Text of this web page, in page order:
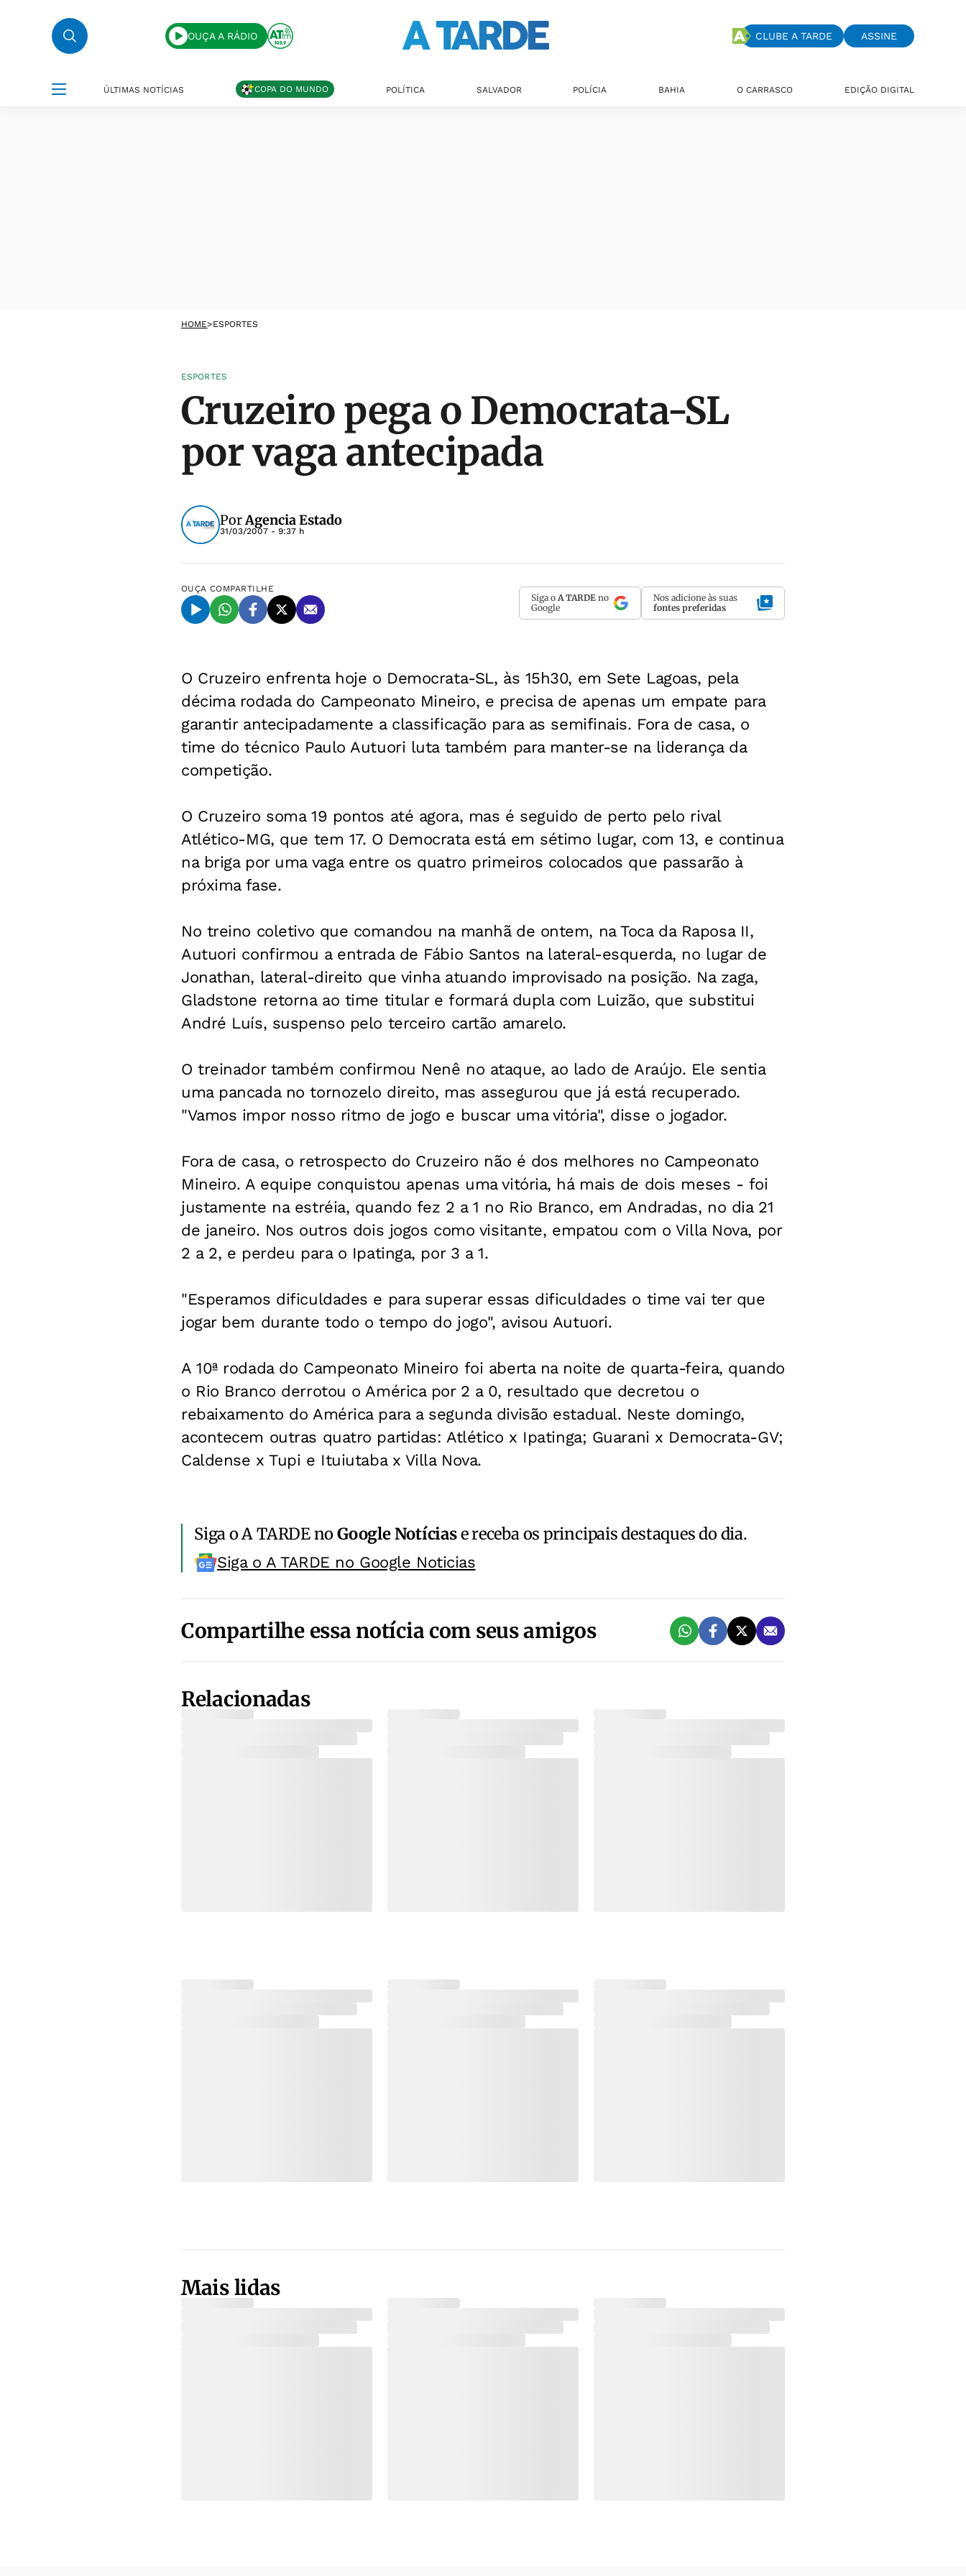
OUÇA A RÁDIO CLUBE A TARDE ASSINE
ÚLTIMAS NOTÍCIAS COPA DO MUNDO POLÍTICA SALVADOR POLÍCIA BAHIA O CARRASCO EDIÇÃO DIGITAL
HOME>ESPORTES
ESPORTES
Cruzeiro pega o Democrata-SL
por vaga antecipada
PorAgencia Estado
31/03/2007 - 9:37 h
OUÇA COMPARTILHE
Siga o A TARDE no
Google
Nos adicione às suas
fontes preferidas
O Cruzeiro enfrenta hoje o Democrata-SL, às 15h30, em Sete Lagoas, pela
décima rodada do Campeonato Mineiro, e precisa de apenas um empate para
garantir antecipadamente a classificação para as semifinais. Fora de casa, o
time do técnico Paulo Autuori luta também para manter-se na liderança da
competição.
O Cruzeiro soma 19 pontos até agora, mas é seguido de perto pelo rival
Atlético-MG, que tem 17. O Democrata está em sétimo lugar, com 13, e continua
na briga por uma vaga entre os quatro primeiros colocados que passarão à
próxima fase.
No treino coletivo que comandou na manhã de ontem, na Toca da Raposa II,
Autuori confirmou a entrada de Fábio Santos na lateral-esquerda, no lugar de
Jonathan, lateral-direito que vinha atuando improvisado na posição. Na zaga,
Gladstone retorna ao time titular e formará dupla com Luizão, que substitui
André Luís, suspenso pelo terceiro cartão amarelo.
O treinador também confirmou Nenê no ataque, ao lado de Araújo. Ele sentia
uma pancada no tornozelo direito, mas assegurou que já está recuperado.
"Vamos impor nosso ritmo de jogo e buscar uma vitória", disse o jogador.
Fora de casa, o retrospecto do Cruzeiro não é dos melhores no Campeonato
Mineiro. A equipe conquistou apenas uma vitória, há mais de dois meses - foi
justamente na estréia, quando fez 2 a 1 no Rio Branco, em Andradas, no dia 21
de janeiro. Nos outros dois jogos como visitante, empatou com o Villa Nova, por
2 a 2, e perdeu para o Ipatinga, por 3 a 1.
"Esperamos dificuldades e para superar essas dificuldades o time vai ter que
jogar bem durante todo o tempo do jogo", avisou Autuori.
A 10ª rodada do Campeonato Mineiro foi aberta na noite de quarta-feira, quando
o Rio Branco derrotou o América por 2 a 0, resultado que decretou o
rebaixamento do América para a segunda divisão estadual. Neste domingo,
acontecem outras quatro partidas: Atlético x Ipatinga; Guarani x Democrata-GV;
Caldense x Tupi e Ituiutaba x Villa Nova.
Siga o A TARDE noGoogle Notíciase receba os principais destaques do dia.
Siga o A TARDE no Google Noticias
Compartilhe essa notícia com seus amigos
Relacionadas
Mais lidas